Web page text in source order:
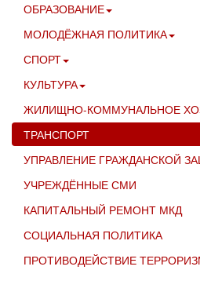
ОБРАЗОВАНИЕ
МОЛОДЁЖНАЯ ПОЛИТИКА
СПОРТ
КУЛЬТУРА
ЖИЛИЩНО-КОММУНАЛЬНОЕ
ТРАНСПОРТ
УПРАВЛЕНИЕ ГРАЖДАНСКОЙ
УЧРЕЖДЁННЫЕ СМИ
КАПИТАЛЬНЫЙ РЕМОНТ МКД
СОЦИАЛЬНАЯ ПОЛИТИКА
ПРОТИВОДЕЙСТВИЕ